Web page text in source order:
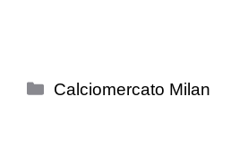
Categorie
Calciomercato Milan